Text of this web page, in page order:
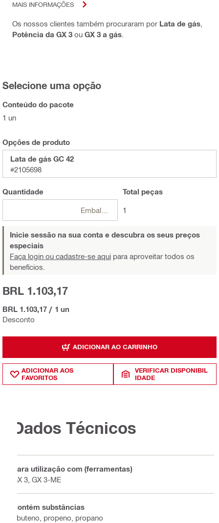
MAIS INFORMAÇÕES
Os nossos clientes também procuraram por Lata de gás
Potência da GX 3 ou GX 3 a gás
Selecione uma opção
Conteúdo do pacote
1 un
Opções de produto
Lata de gás GC 42
#2105698
Quantidade
Embalagens
Total peças
1
Inicie sessão na sua conta e descubra os seus preços
especiais
Faça login ou cadastre-se aqui para aproveitar todos os
benefícios.
Desconto
BRL 1.103,17
BRL 1.103,17 / 1 un
ADICIONAR AO CARRINHO
ADICIONAR AOS
FAVORITOS
VERIFICAR DISPONIBIL
IDADE
Dados Técnicos
Para utilização com (ferramentas)
GX 3, GX 3-ME
Contém substâncias
i-buteno, propeno, propano